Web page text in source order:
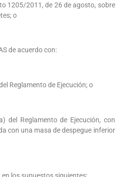
1205/2011, de 26 de agosto, sobre
o
de acuerdo con:
Reglamento de Ejecución; o
del Reglamento de Ejecución, con
con una masa de despegue inferior
en los supuestos siguientes: